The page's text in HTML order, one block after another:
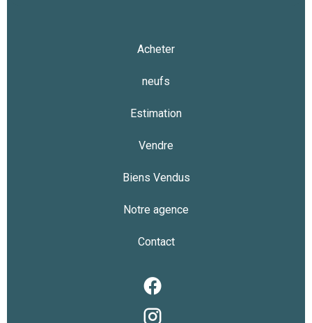
Acheter
neufs
Estimation
Vendre
Biens Vendus
Notre agence
Contact